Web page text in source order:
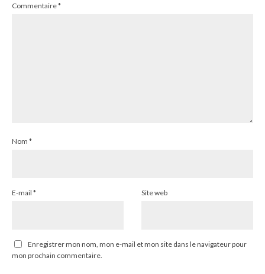
Commentaire*
Nom *
E-mail * Site web
Enregistrer mon nom, mon e-mail et mon site dans le navigateur pour
mon prochain commentaire.